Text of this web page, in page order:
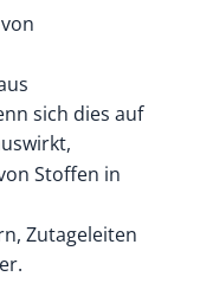
sich dies auf
Stoffen in
Zutageleiten